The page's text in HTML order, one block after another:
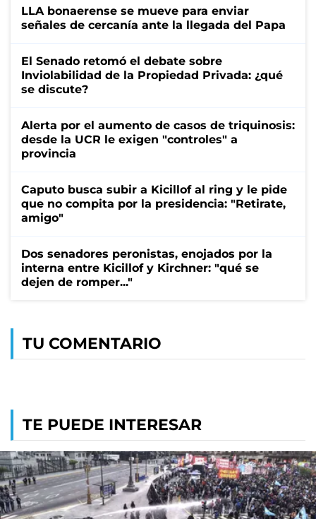
LLA bonaerense se mueve para enviar
señales de cercanía ante la llegada del Papa
El Senado retomó el debate sobre
Inviolabilidad de la Propiedad Privada: ¿qué
se discute?
Alerta por el aumento de casos de triquinosis:
desde la UCR le exigen "controles" a
provincia
Caputo busca subir a Kicillof al ring y le pide
que no compita por la presidencia: "Retirate,
amigo"
Dos senadores peronistas, enojados por la
interna entre Kicillof y Kirchner: "qué se
dejen de romper..."
TU COMENTARIO
TE PUEDE INTERESAR